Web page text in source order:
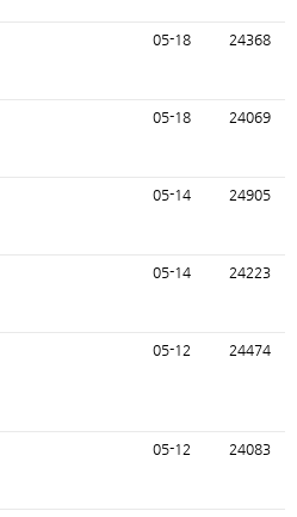
05-18 24368
05-18 24069
05-14 24905
05-14 24223
05-12 24474
05-12 24083